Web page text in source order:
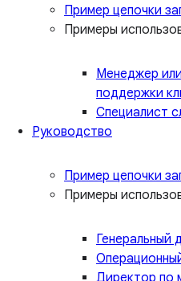
Пример цепочки
Примеры
Менеджер
поддержки
Специалист
Руководство
Пример цепочки
Примеры
Генеральный
Директор по